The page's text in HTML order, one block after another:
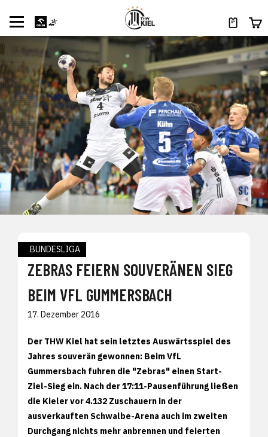
BUNDESLIGA
ZEBRAS FEIERN SOUVERÄNEN SIEG
BEIM VFL GUMMERSBACH
17. Dezember 2016
Der THW Kiel hat sein letztes Auswärtsspiel des
Jahres souverän gewonnen: Beim VfL
Gummersbach fuhren die "Zebras" einen Start-
Ziel-Sieg ein. Nach der 17:11-Pausenführung ließen
die Kieler vor 4.132 Zuschauern in der
ausverkauften Schwalbe-Arena auch im zweiten
Durchgang nichts mehr anbrennen und feierten